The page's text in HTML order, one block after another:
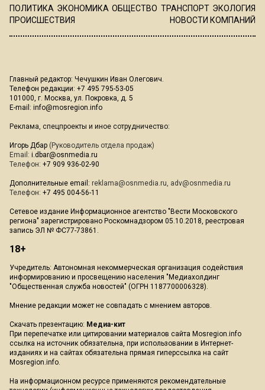
ПОЛИТИКА ЭКОНОМИКА ОБЩЕСТВО ТРАНСПОРТ ЭКОЛОГИЯ
ПРОИСШЕСТВИЯ
НОВОСТИ КОМПАНИЙ
Главный редактор: Чечушкин Иван Олегович.
Телефон редакции: +7 495 795-53-05
101000, г. Москва, ул. Покровка, д. 5
E-mail: info@mosregion.info
Реклама, спецпроекты и иное сотрудничество:
Игорь Дбар (Руководитель отдела продаж)
Email: i.dbar@osnmedia.ru
Телефон: +7 909 936-02-90
Дополнительные email: reklama@osnmedia.ru, adv@osnmedia.ru
Телефон: +7 495 004-56-11
Сетевое издание Информационное агентство "Вести Московского
региона" зарегистрировано Роскомнадзором 05.10.2018, реестровая
запись ЭЛ № ФС77-73861.
18+
Учредитель: Автономная некоммерческая организация содействия
информированию и просвещению населения "Медиахолдинг
"Общественная служба новостей" (ОГРН 1187700006328).
Мнение редакции может не совпадать с мнением авторов.
Скачать презентацию: Медиа-кит
При перепечатке или цитировании материалов сайта Mosregion.info
ссылка на источник обязательна, при использовании в Интернет-
изданиях и на сайтах обязательна прямая гиперссылка на сайт
Mosregion.info.
На информационном ресурсе применяются рекомендательные